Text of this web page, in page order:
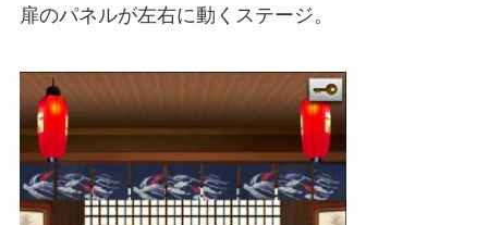
扉のパネルが左右に動くステージ。